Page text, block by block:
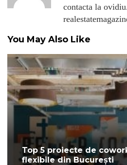
contacta la
You May Also Like
Top 5 proiecte de
flexibile din București